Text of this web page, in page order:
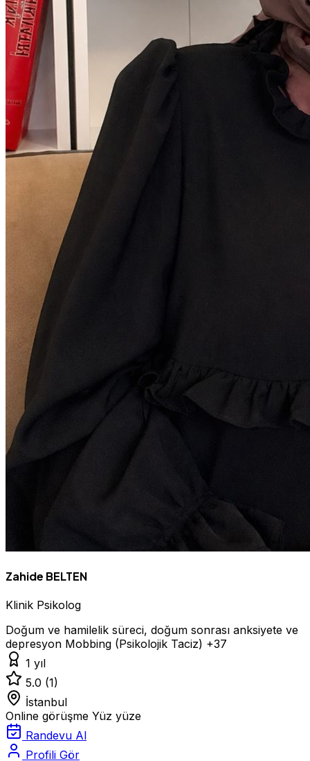
Zahide BELTEN
Klinik Psikolog
Doğum ve hamilelik süreci, doğum sonrası anksiyete ve
depresyon Mobbing (Psikolojik Taciz) +37
1 yıl
5.0 (1)
İstanbul
Online görüşme Yüz yüze
Randevu Al
Profili Gör